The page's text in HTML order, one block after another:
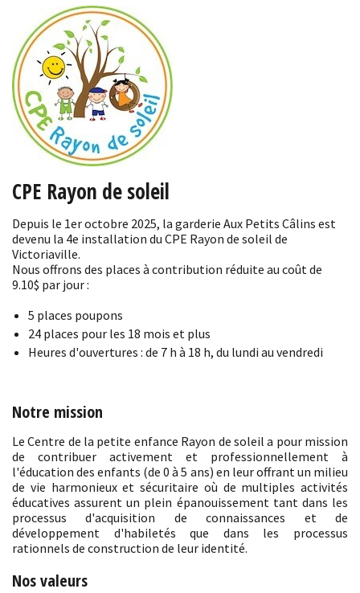
CPE Rayon de soleil
Depuis le 1er octobre 2025, la garderie Aux Petits Câlins est
devenu la 4e installation du CPE Rayon de soleil de
Victoriaville.
Nous offrons des places à contribution réduite au coût de
9.10$ par jour :
5 places poupons
24 places pour les 18 mois et plus
Heures d'ouvertures : de 7 h à 18 h, du lundi au vendredi
Notre mission
Le Centre de la petite enfance Rayon de soleil a pour mission
de contribuer activement et professionnellement à
l'éducation des enfants (de 0 à 5 ans) en leur offrant un milieu
de vie harmonieux et sécuritaire où de multiples activités
éducatives assurent un plein épanouissement tant dans les
processus d'acquisition de connaissances et de
développement d'habiletés que dans les processus
rationnels de construction de leur identité.
Nos valeurs